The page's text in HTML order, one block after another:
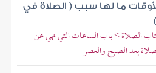
ما لها سبب ( الصلاة في
الصلاة > باب الساعات التي نهي عن
بعد الصبح والعصر